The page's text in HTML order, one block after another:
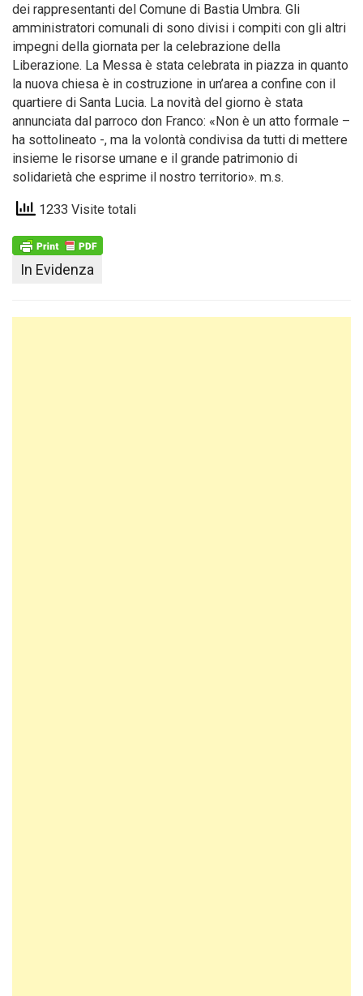
dei rappresentanti del Comune di Bastia Umbra. Gli
amministratori comunali di sono divisi i compiti con gli altri
impegni della giornata per la celebrazione della
Liberazione. La Messa è stata celebrata in piazza in quanto
la nuova chiesa è in costruzione in un’area a confine con il
quartiere di Santa Lucia. La novità del giorno è stata
annunciata dal parroco don Franco: «Non è un atto formale –
ha sottolineato -, ma la volontà condivisa da tutti di mettere
insieme le risorse umane e il grande patrimonio di
solidarietà che esprime il nostro territorio». m.s.
1233 Visite totali
In Evidenza